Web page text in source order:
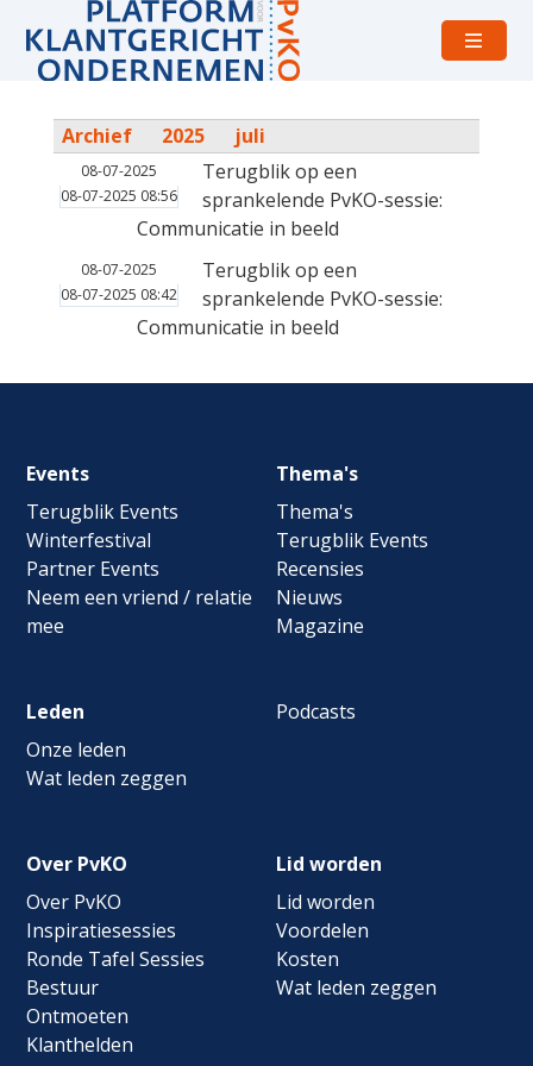
Open
Archief 2025 juli
08-07-2025
08-07-2025 08:56
Terugblik op een
sprankelende PvKO-sessie:
Communicatie in beeld
08-07-2025
08-07-2025 08:42
Terugblik op een
sprankelende PvKO-sessie:
Communicatie in beeld
Footer
navigation
Events
Terugblik Events
Winterfestival
Partner Events
Neem een vriend / relatie
mee
Thema's
Thema's
Terugblik Events
Recensies
Nieuws
Magazine
Leden
Onze leden
Wat leden zeggen
Podcasts
Over PvKO
Over PvKO
Inspiratiesessies
Ronde Tafel Sessies
Bestuur
Ontmoeten
Klanthelden
Lid worden
Lid worden
Voordelen
Kosten
Wat leden zeggen